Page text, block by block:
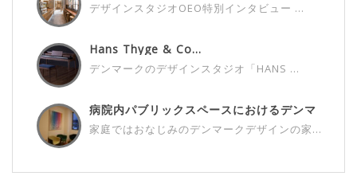
デザインスタジオOEO特別インタビュー ...
Hans Thyge & Co...
デンマークのデザインスタジオ「HANS ...
病院内パブリックスペースにおけるデンマ
ー...
家庭ではおなじみのデンマークデザインの家...